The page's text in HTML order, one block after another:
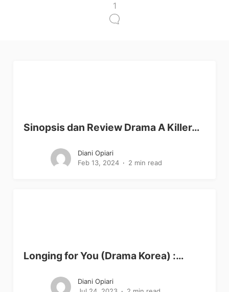
1
Sinopsis dan Review Drama A Killer…
Diani Opiari
Feb 13, 2024
2 min read
Longing for You (Drama Korea) :…
Diani Opiari